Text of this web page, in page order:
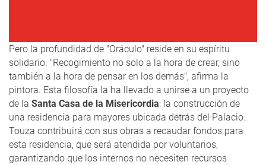
Pero la profundidad de "Oráculo" reside en su espíritu
solidario. "Recogimiento no solo a la hora de crear, sino
también a la hora de pensar en los demás", afirma la
pintora. Esta filosofía la ha llevado a unirse a un proyecto
de la Santa Casa de la Misericordia: la construcción de
una residencia para mayores ubicada detrás del Palacio.
Touza contribuirá con sus obras a recaudar fondos para
esta residencia, que será atendida por voluntarios,
garantizando que los internos no necesiten recursos